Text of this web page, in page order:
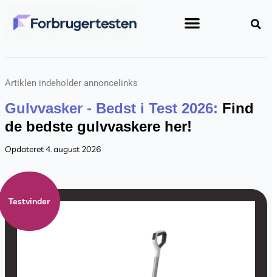
Artiklen indeholder annoncelinks
Gulvvasker - Bedst i Test 2026: Find
de bedste gulvvaskere her!
Opdateret 4. august 2026
Testvinder